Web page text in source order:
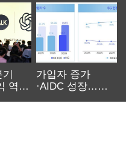
역대
가입자 증가
·AIDC 성장…